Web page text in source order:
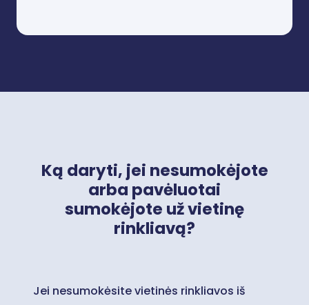
Ką daryti, jei nesumokėjote
arba pavėluotai
sumokėjote už vietinę
rinkliavą?
Jei nesumokėsite vietinės rinkliavos iš